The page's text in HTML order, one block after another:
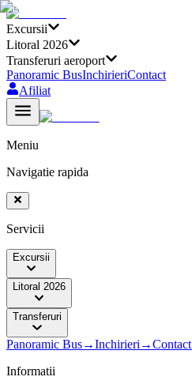
Excursii
Litoral 2026
Transferuri aeroport
Panoramic BusInchirieriContact
Afiliat
Meniu
Navigatie rapida
Servicii
Excursii
Litoral 2026
Transferuri
Panoramic Bus→Inchirieri →Contact
Informatii